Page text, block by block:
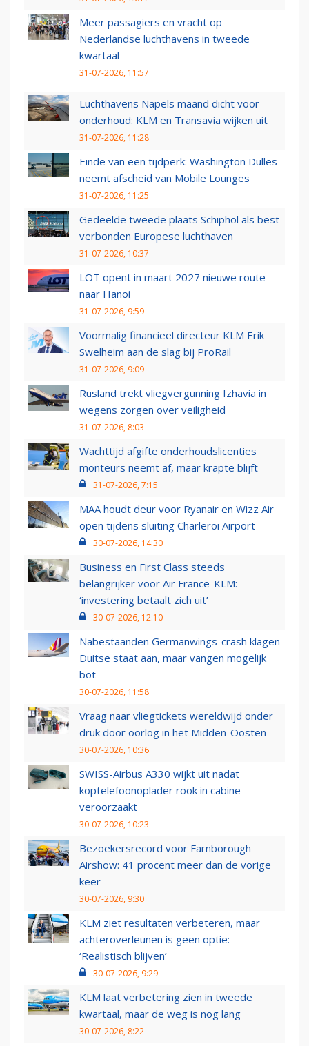
Meer passagiers en vracht op
Nederlandse luchthavens in tweede
kwartaal
31-07-2026, 11:57
Luchthavens Napels maand dicht voor
onderhoud: KLM en Transavia wijken uit
31-07-2026, 11:28
Einde van een tijdperk: Washington Dulles
neemt afscheid van Mobile Lounges
31-07-2026, 11:25
Gedeelde tweede plaats Schiphol als best
verbonden Europese luchthaven
31-07-2026, 10:37
LOT opent in maart 2027 nieuwe route
naar Hanoi
31-07-2026, 9:59
Voormalig financieel directeur KLM Erik
Swelheim aan de slag bij ProRail
31-07-2026, 9:09
Rusland trekt vliegvergunning Izhavia in
wegens zorgen over veiligheid
31-07-2026, 8:03
Wachttijd afgifte onderhoudslicenties
monteurs neemt af, maar krapte blijft
31-07-2026, 7:15
MAA houdt deur voor Ryanair en Wizz Air
open tijdens sluiting Charleroi Airport
30-07-2026, 14:30
Business en First Class steeds
belangrijker voor Air France-KLM:
‘investering betaalt zich uit’
30-07-2026, 12:10
Nabestaanden Germanwings-crash klagen
Duitse staat aan, maar vangen mogelijk
bot
30-07-2026, 11:58
Vraag naar vliegtickets wereldwijd onder
druk door oorlog in het Midden-Oosten
30-07-2026, 10:36
SWISS-Airbus A330 wijkt uit nadat
koptelefoonoplader rook in cabine
veroorzaakt
30-07-2026, 10:23
Bezoekersrecord voor Farnborough
Airshow: 41 procent meer dan de vorige
keer
30-07-2026, 9:30
KLM ziet resultaten verbeteren, maar
achteroverleunen is geen optie:
‘Realistisch blijven’
30-07-2026, 9:29
KLM laat verbetering zien in tweede
kwartaal, maar de weg is nog lang
30-07-2026, 8:22